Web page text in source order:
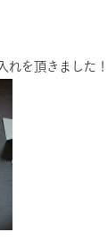
れを頂きました！